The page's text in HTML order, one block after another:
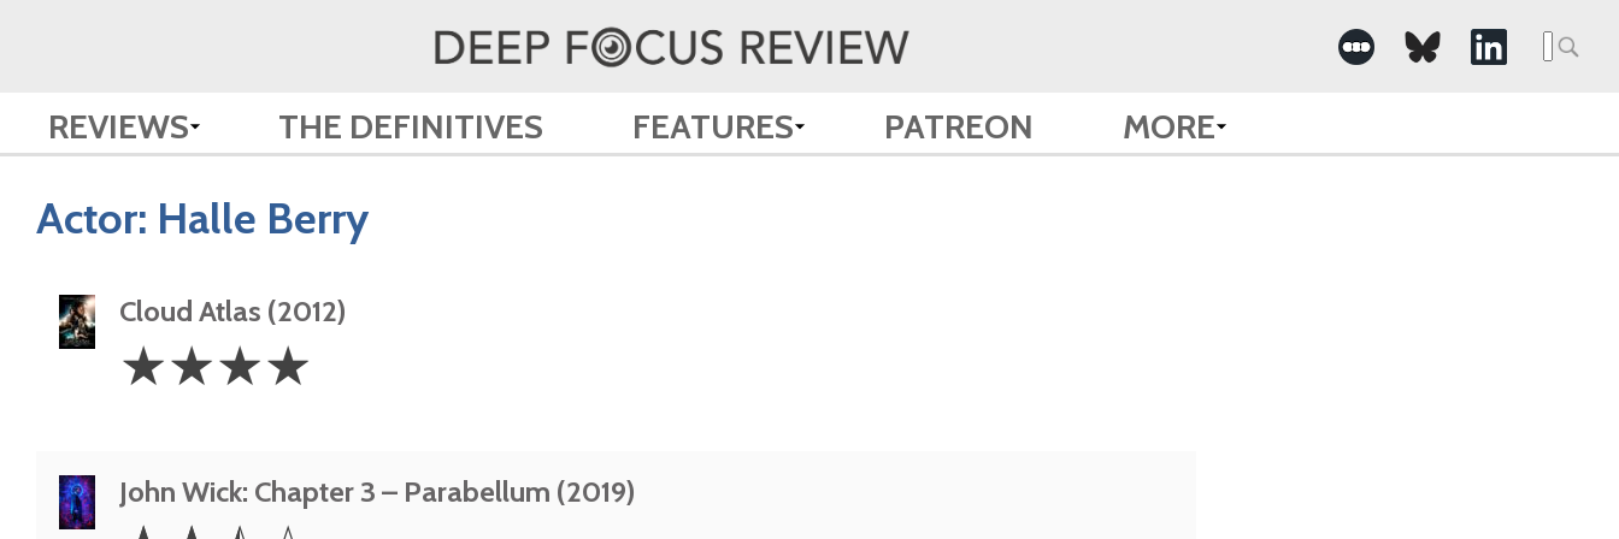
REVIEWS THE DEFINITIVES FEATURES PATREON MORE
Actor: Halle Berry
Cloud Atlas (2012)
Stars
☆☆☆☆
John Wick: Chapter 3 – Parabellum (2019)
2.5